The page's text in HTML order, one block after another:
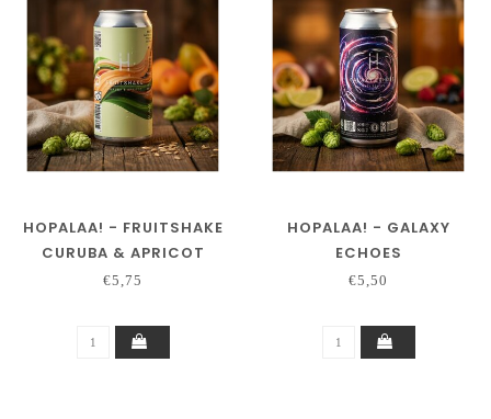
HOPALAA! - FRUITSHAKE
CURUBA & APRICOT
€5,75
HOPALAA! - GALAXY
ECHOES
€5,50